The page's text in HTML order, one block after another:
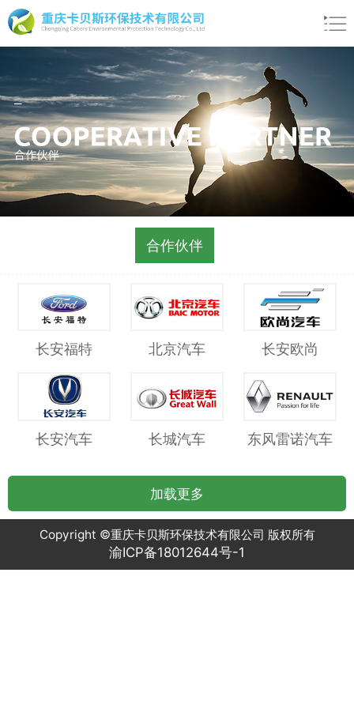
合作伙伴
长安福特 北京汽车 长安欧尚
长安汽车 长城汽车 东风雷诺汽车
加载更多
Copyright ©重庆卡贝斯环保技术有限公司 版权所有
渝ICP备18012644号-1